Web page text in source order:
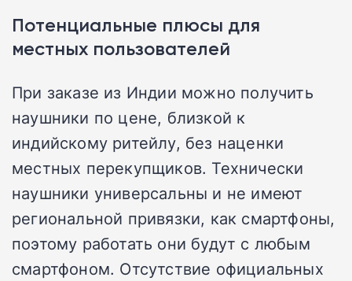
Потенциальные плюсы для
местных пользователей
При заказе из Индии можно получить
наушники по цене, близкой к
индийскому ритейлу, без наценки
местных перекупщиков. Технически
наушники универсальны и не имеют
региональной привязки, как смартфоны,
поэтому работать они будут с любым
смартфоном. Отсутствие официальных